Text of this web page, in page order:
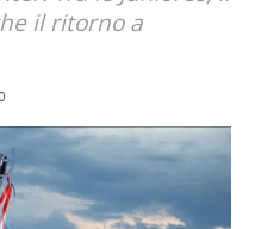
il ritorno a
0